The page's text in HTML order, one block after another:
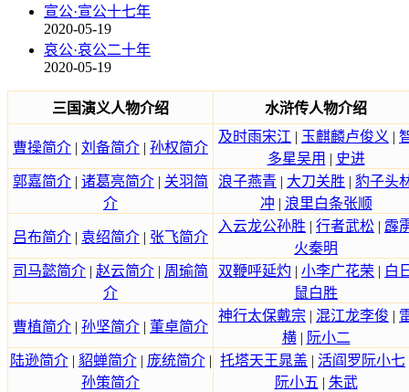
宣公·宣公十七年
2020-05-19
哀公·哀公二十年
2020-05-19
三国演义人物介绍 水浒传人物介绍
曹操简介 | 刘备简介 | 孙权简介
及时雨宋江 | 玉麒麟卢俊义 |
多星吴用 | 史进
郭嘉简介 | 诸葛亮简介 | 关羽简
介
浪子燕青 | 大刀关胜 | 豹子头
冲 | 浪里白条张顺
吕布简介 | 袁绍简介 | 张飞简介
入云龙公孙胜 | 行者武松 | 霹
火秦明
司马懿简介 | 赵云简介 | 周瑜简
介
双鞭呼延灼 | 小李广花荣 | 白
鼠白胜
曹植简介 | 孙坚简介 | 董卓简介
神行太保戴宗 | 混江龙李俊 |
横| 阮小二
陆逊简介| 貂蝉简介| 庞统简介|
孙策简介
托塔天王晁盖 | 活阎罗阮小七
阮小五 | 朱武